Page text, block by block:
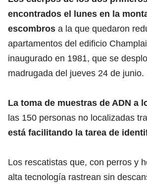
encontrados el lunes en la
escombros a la que quedaron
apartamentos del edificio
inaugurado en 1981, que se
madrugada del jueves 24 de junio.
La toma de muestras de ADN a
las 150 personas no localizadas
está facilitando la tarea de
Los rescatistas que, con perros y
alta tecnología rastrean sin